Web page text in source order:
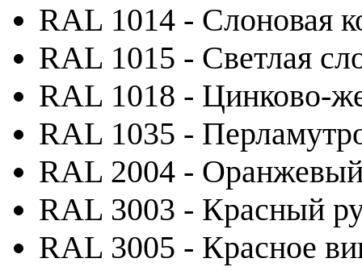
RAL 1014 - Слоновая
RAL 1015 - Светлая
RAL 1018 - Цинково-
RAL 1035 -
RAL 2004 -
RAL 3003 - Красный
RAL 3005 - Красное